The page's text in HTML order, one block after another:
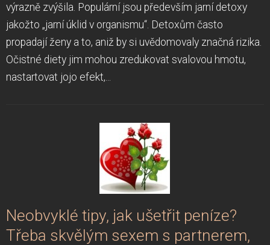
výrazně zvýšila. Populární jsou především jarní detoxy
jakožto „jarní úklid v organismu“. Detoxům často
propadají ženy a to, aniž by si uvědomovaly značná rizika.
Očistné diety jim mohou zredukovat svalovou hmotu,
nastartovat jojo efekt,...
Neobvyklé tipy, jak ušetřit peníze?
Třeba skvělým sexem s partnerem,